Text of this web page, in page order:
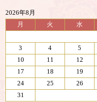
2026年8月
月
火 水
3
4 5
10
11 12
17
18 19
24
25 26
31